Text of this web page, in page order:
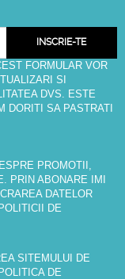
INSCRIE-TE
FORMULAR VOR
SI
DVS. ESTE
DORITI SA PASTRATI
PROMOTII,
PRIN ABONARE IMI
DATELOR
POLITICII DE
SITEMULUI DE
POLITICA DE